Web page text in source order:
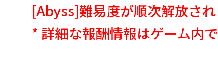
[Abyss]難易度が順次解放さ
* 詳細な報酬情報はゲーム内